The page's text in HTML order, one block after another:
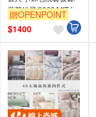
藍英紛飛/0802/MIT台
灣製
贈OPENPOINT
$1400